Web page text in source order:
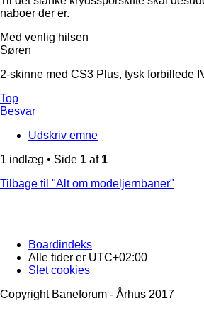
naboer der er.
Med venlig hilsen
Søren
2-skinne med CS3 Plus, tysk forbillede
Top
Besvar
Udskriv emne
1 indlæg • Side 1 af 1
Tilbage til "Alt om modeljernbaner"
Boardindeks
Alle tider er UTC+02:00
Slet cookies
Copyright Baneforum - Århus 2017